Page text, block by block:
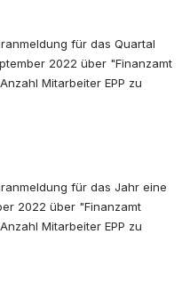
für das Quartal
2022 über "Finanzamt
Mitarbeiter EPP zu
für das Jahr eine
2022 über "Finanzamt
Mitarbeiter EPP zu